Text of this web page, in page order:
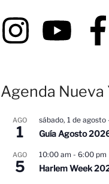
r
rAgenda Nueva
AGO
1
sábado, 1 de agosto
Guía Agosto
AGO
5
10:00 am - 6:00 pm
Harlem Week